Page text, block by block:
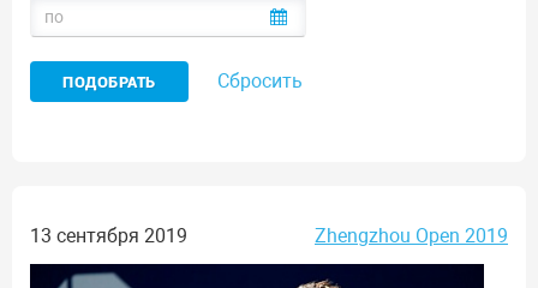
Сбросить
13 сентября 2019 Zhengzhou Open 2019